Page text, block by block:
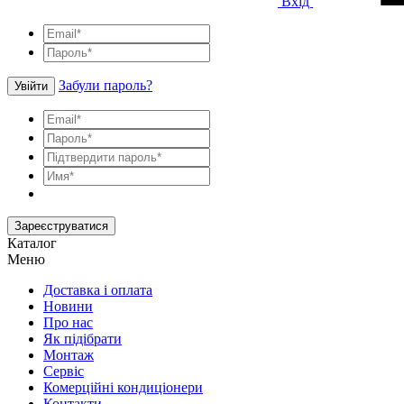
Увійти Забули пароль?
Зареєструватися
Каталог
Меню
Доставка і оплата
Новини
Про нас
Як підібрати
Монтаж
Сервіс
Комерційні кондиціонери